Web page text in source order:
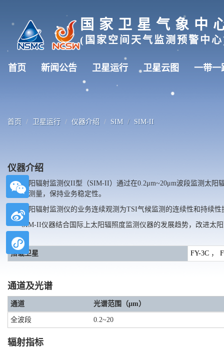
国家卫星气象中
(国家空间天气监测预警中
首页 新闻公告 卫星运行 卫星云图 一带一
首页 卫星运行 仪器介绍 SIM SIM-II
仪器介绍
太阳辐射监测仪II型（SIM-II）通过在0.2μm~20μm波段监测太
能参数测量，保持业务稳定性。
太阳辐射监测仪的业务连续观测为TSI气候监测的连续性和持续
SIM-II仪器结合国际上太阳辐照度监测仪器的发展趋势，改进太
品。
搭载卫星 FY-3C ，
通道及光谱
通道 光谱范围（µm）
全波段 0.2~20
辐射指标